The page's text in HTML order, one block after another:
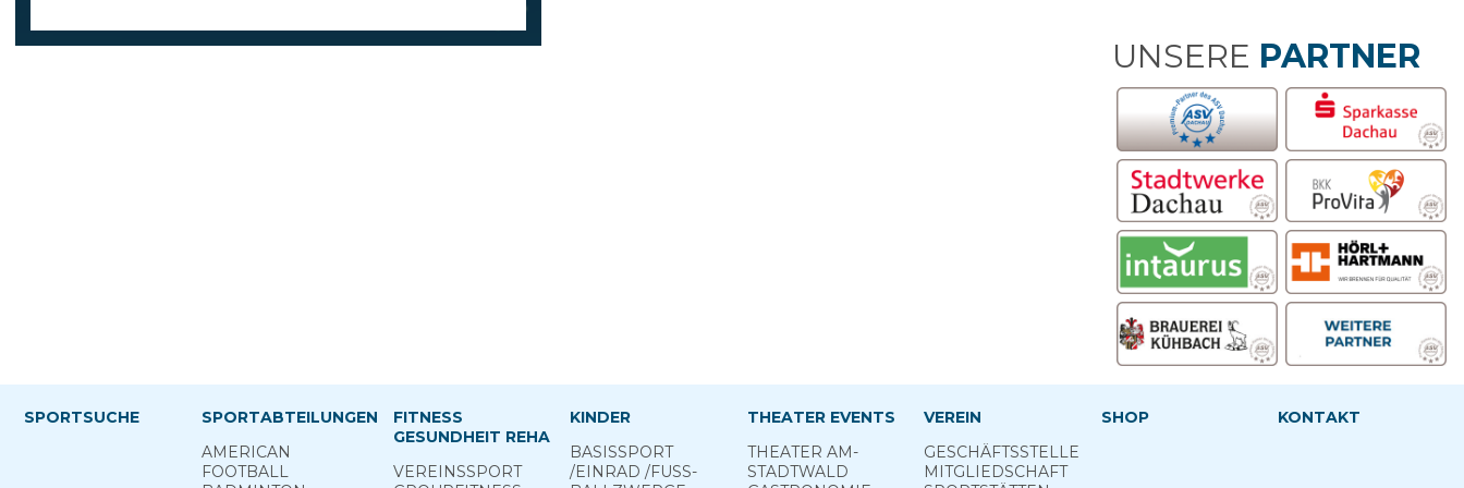
UNSERE PARTNER
SPORTSUCHE
SPORTABTEILUNGEN
AMERICAN
FOOTBALL
FITNESS
GESUNDHEIT REHA
VEREINS­SPORT
KINDER
BASIS­SPORT
­/EINRAD /­FUSS­
THEATER EVENTS
THEATER AM­
STADTWALD
VEREIN
GESCHÄFTSSTELLE
MITGLIEDSCHAFT
SHOP KONTAKT